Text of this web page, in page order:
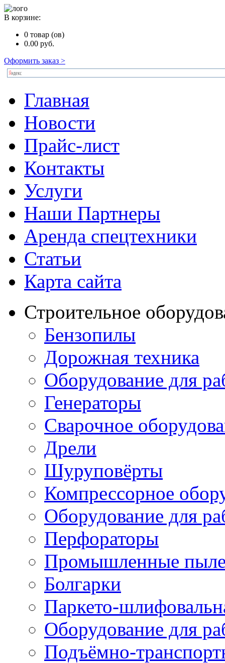
В корзине:
0 товар (ов)
0.00 руб.
Оформить заказ >
Главная
Новости
Прайс-лист
Контакты
Услуги
Наши Партнеры
Аренда спецтехники
Статьи
Карта сайта
Строительное
Бензопилы
Дорожная техника
Оборудование для
Генераторы
Сварочное
Дрели
Шуруповёрты
Компрессорное
Оборудование для
Перфораторы
Промышленные
Болгарки
Паркето-
Оборудование для
Подъёмно-